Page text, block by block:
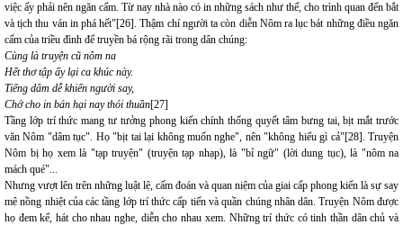
việc ấy phải nên ngăn cấm. Từ nay nhà nào có in những sách như thế, cho trình quan đến bắt
và tịch thu ván in phá hết"[26]. Thậm chí người ta còn diễn Nôm ra lục bát những điều ngăn
cấm của triều đình để truyền bá rộng rãi trong dân chúng:
Cùng là truyện cũ nôm na
Hết thơ tập ấy lại ca khúc này.
Tiếng dâm dễ khiến người say,
Chớ cho in bán hại nay thói thuần[27]
Tầng lớp trí thức mang tư tưởng phong kiến chính thống quyết tâm bưng tai, bịt mắt trước
văn Nôm "dâm tục". Họ "bịt tai lại không muốn nghe", nên "không hiểu gì cả"[28]. Truyện
Nôm bị họ xem là "tạp truyện" (truyện tạp nhạp), là "bỉ ngữ" (lời dung tục), là "nôm na
mách qué"...
Nhưng vượt lên trên những luật lệ, cấm đoán và quan niệm của giai cấp phong kiến là sự say
mê nồng nhiệt của các tầng lớp trí thức cấp tiến và quần chúng nhân dân. Truyện Nôm được
họ đem kể, hát cho nhau nghe, diễn cho nhau xem. Những trí thức có tinh thần dân chủ và